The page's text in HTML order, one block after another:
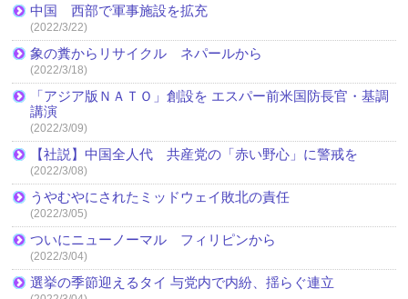
中国 西部で軍事施設を拡充
(2022/3/22)
象の糞からリサイクル ネパールから
(2022/3/18)
「アジア版ＮＡＴＯ」創設を エスパー前米国防長官・基調
講演
(2022/3/09)
【社説】中国全人代 共産党の「赤い野心」に警戒を
(2022/3/08)
うやむやにされたミッドウェイ敗北の責任
(2022/3/05)
ついにニューノーマル フィリピンから
(2022/3/04)
選挙の季節迎えるタイ 与党内で内紛、揺らぐ連立